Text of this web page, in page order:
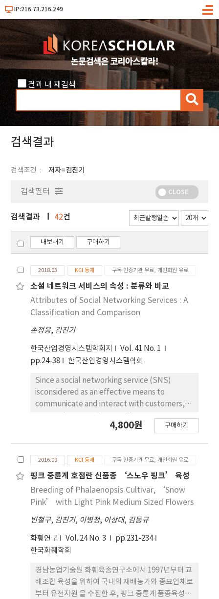
IP:216.73.216.249
메
결과 내 재검색
검
색
검색결과
검색조건 저자=김진기
검색필터 CLOSE
검색결과 42건
내보내기 구매하기
2018.03 KCI 등재 구독 인증기관 무료, 개인회원 유료
소셜 네트워크 서비스의 속성 : 분류와 비교
Attributes of Social Networking Services : A
Classification and Comparison
손정웅, 김진기
한국산업경영시스템학회지
Vol. 41 No. 1
pp.24-38
한국산업경영시스템학회
Since a social networking service (SNS)
isconsidered as an effective means to
communicate and interact with customers,
effectively. There is a lack of theory relating
SNS. Based on the social network theory,
and previous studies on internet, blog,
homepage, communication attributes, this
study proposes the seven attributes to
entertainment, information, sharing,
intimacy and connection. A pre-test, a pilot
test and a main test are conducted. In the
Through a factor analysis this study verifies
the seven attributes of SNS. An analysis of
variance with multiple comparisons of
4,800원 구매하기
2016.09 KCI 등재 구독 인증기관 무료, 개인회원 유료
핑크 중륜계 호접란 신품종 ‘스노우 핑크’ 육성
Breeding of Phalaenopsis Cultivar, ‘Snow
Pink’ with Light Pink Medium Sized Flowers
빈철구, 김진기, 이병정, 이상대, 김동규
화훼연구 Vol. 24 No. 3
pp.231-234
한국화훼학회
경남농업기술원 화훼육종연구소에서 1997년부터 교
배조합 육성을 위하여 국내의 재배농가와 종묘업체로
부터 유전자원 을 수집한 후, 핑크 중륜계 품종육성을